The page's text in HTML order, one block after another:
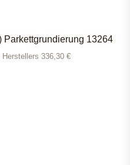
Parkettgrundierung 13264
336,30 €